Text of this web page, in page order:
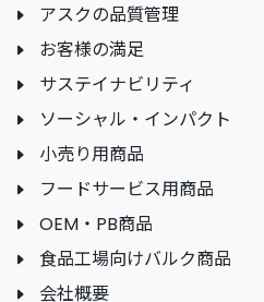
アスクの品質管理
お客様の満足
サステイナビリティ
ソーシャル・インパクト
小売り用商品
フードサービス用商品
OEM・PB商品
食品工場向けバルク商品
会社概要